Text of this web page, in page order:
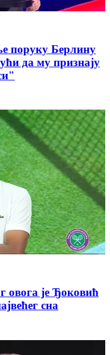
поруку Берлину
да му признају
овога је Ђоковић
сна